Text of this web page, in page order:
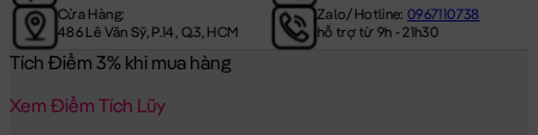
Cửa Hàng:
486 Lê Văn Sỹ, P.14, Q.3, HCM
Zalo/Hotline:0967110738
hỗ trợ từ 9h - 21h30
Tích Điểm 3% khi mua hàng
Xem Điểm Tích Lũy